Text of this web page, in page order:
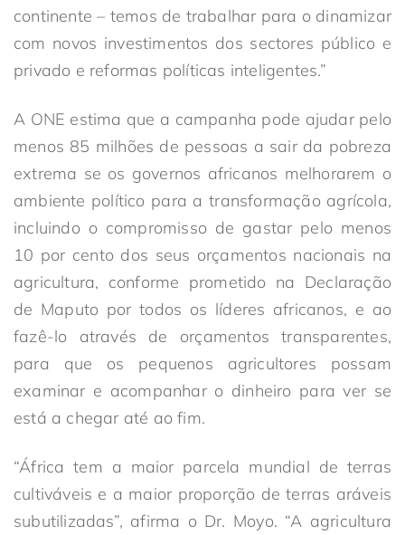
continente – temos de trabalhar para o dinamizar
com novos investimentos dos sectores público e
privado e reformas políticas inteligentes.”
A ONE estima que a campanha pode ajudar pelo
menos 85 milhões de pessoas a sair da pobreza
extrema se os governos africanos melhorarem o
ambiente político para a transformação agrícola,
incluindo o compromisso de gastar pelo menos
10 por cento dos seus orçamentos nacionais na
agricultura, conforme prometido na Declaração
de Maputo por todos os líderes africanos, e ao
fazê-lo através de orçamentos transparentes,
para que os pequenos agricultores possam
examinar e acompanhar o dinheiro para ver se
está a chegar até ao fim.
“África tem a maior parcela mundial de terras
cultiváveis e a maior proporção de terras aráveis
subutilizadas”, afirma o Dr. Moyo. “A agricultura